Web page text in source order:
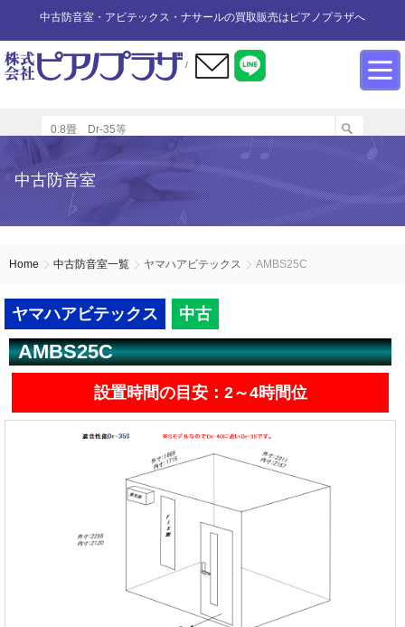
中古防音室・アビテックス・ナサールの買取販売はピアノプラザへ
/
カワイ防音ルーム
ユニットタイプ
ペット用防音室
防音室中古
展示品リスト
アビテックス2畳～3畳未満
アビテックス3畳～
カワイナサール
売約済みリスト
防音室買取
防音室WEB買取
防音室設置のアドバイス
防音室内へのピアノの設置
設置スペースの採寸方法
エアコンの設置方法
遮音性能の違いを体験
インフォメーション
商品の購入について
ご利用規約
店舗までの案内地図
お問い合わせ
中古防音室
Home 中古防音室一覧 ヤマハアビテックス AMBS25C
ヤマハアビテックス 中古
AMBS25C
設置時間の目安：2～4時間位